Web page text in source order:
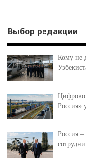
Выбор редакции
Кому не
Россия»
Россия –